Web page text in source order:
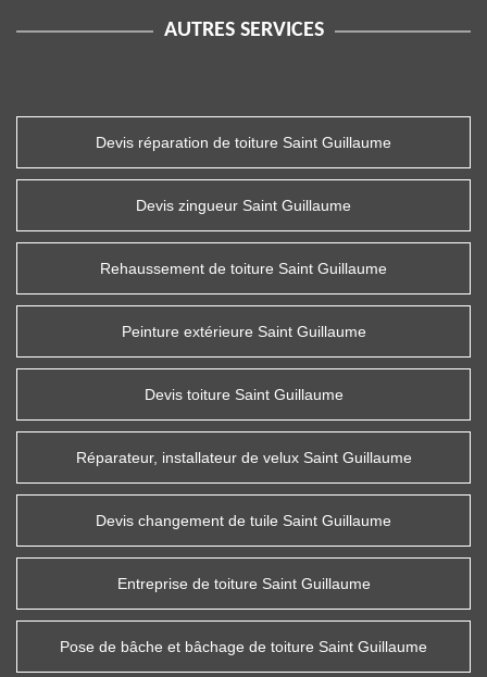
AUTRES SERVICES
Devis réparation de toiture Saint Guillaume
Devis zingueur Saint Guillaume
Rehaussement de toiture Saint Guillaume
Peinture extérieure Saint Guillaume
Devis toiture Saint Guillaume
Réparateur, installateur de velux Saint Guillaume
Devis changement de tuile Saint Guillaume
Entreprise de toiture Saint Guillaume
Pose de bâche et bâchage de toiture Saint Guillaume